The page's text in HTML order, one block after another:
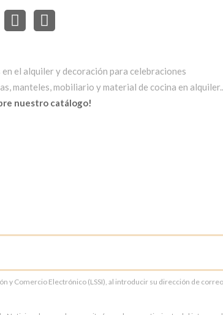
el alquiler y decoración para celebraciones
manteles, mobiliario y material de cocina en alquiler..
nuestro catálogo!
y Comercio Electrónico (LSSI), al introducir su dirección de